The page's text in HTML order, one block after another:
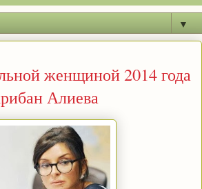
▼
женщиной 2014 года
Алиева